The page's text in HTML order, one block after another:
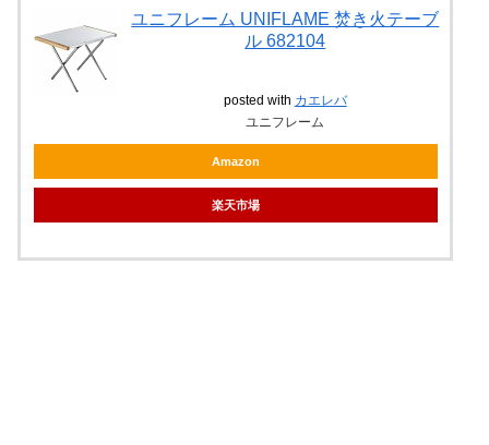
ユニフレーム UNIFLAME 焚き火テーブ
ル 682104
posted with カエレバ
ユニフレーム
Amazon
楽天市場